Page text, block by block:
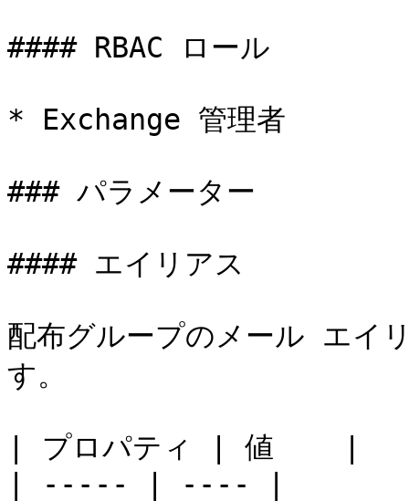
#### RBAC ロール
* Exchange 管理者
### パラメーター
#### エイリアス
配布グループのメール エイ
す。
| プロパティ | 値    |
| ----- | ---- |